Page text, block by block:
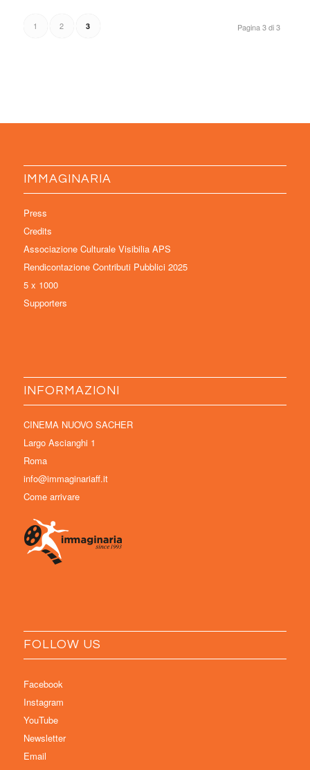
Pagina 3 di 3
1 2 3
IMMAGINARIA
Press
Credits
Associazione Culturale Visibilia APS
Rendicontazione Contributi Pubblici 2025
5 x 1000
Supporters
INFORMAZIONI
CINEMA NUOVO SACHER
Largo Ascianghi 1
Roma
info@immaginariaff.it
Come arrivare
FOLLOW US
Facebook
Instagram
YouTube
Newsletter
Email